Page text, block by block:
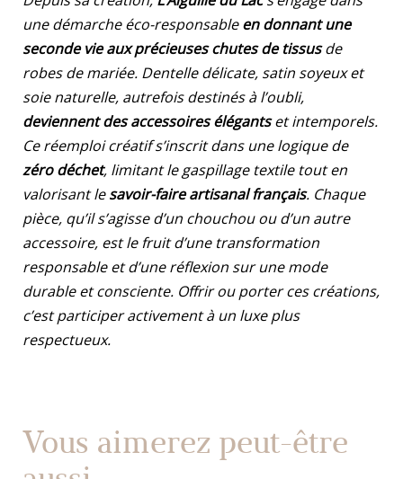
une démarche éco-responsable en donnant une
seconde vie aux précieuses chutes de tissusde
robes de mariée. Dentelle délicate, satin soyeux et
soie naturelle, autrefois destinés à l’oubli,
deviennent des accessoires élégantset intemporels.
Ce réemploi créatif s’inscrit dans une logique de
zéro déchet, limitant le gaspillage textile tout en
valorisant le savoir-faire artisanal français. Chaque
pièce, qu’il s’agisse d’un chouchou ou d’un autre
accessoire, est le fruit d’une transformation
responsable et d’une réflexion sur une mode
durable et consciente. Offrir ou porter ces créations,
c’est participer activement à un luxe plus
respectueux.
Vous aimerez peut-être